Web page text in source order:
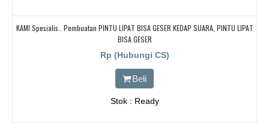
KAMI Spesialis.. Pembuatan PINTU LIPAT BISA GESER KEDAP SUARA, PINTU LIPAT
BISA GESER
Rp (Hubungi CS)
Beli
Stok : Ready